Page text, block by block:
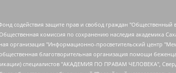
Сергеевич, Гликин Максим Александрович, Железнова Мария Михайловна, Лукьянова Юлия Сергеевна, Маетная Елизавета Витальевна, Маняхин Петр Борисович, Чуракова Ольга Владимировна, Ярош Юлия Петровна, Юридическое лицо "The Insider SIA", зарегистрированное в Риге, Латвийская Республика (дата регистрации 26.06.2015), являющееся администратором доменного имени интернет-издания "The Insider SIA", https://theins.ru, Постернак Алексей Евгеньевич, Рубин Михаил Аркадьевич, Анин Роман Александрович, Юридическое лицо Istories fonds, зарегистрированное в Латвийской Республике (регистрационный номер 50008295751, дата регистрации 24.02.2020), Великовский Дмитрий Александрович, Долинина Ирина Николаевна, Мароховская Алеся Алексеевна, Шлейнов Роман Юрьевич, Шмагун Олеся Валентиновна, Общество с ограниченной ответственностью "Альтаир 2021", Общество с ограниченной ответственностью "Вега 2021", Общество с ограниченной ответственностью "Главный редактор 2021", Общество с ограниченной ответственностью "Ромашки монолит", Важенков Артем Валерьевич, Ивановская областная общественная организация "Центр гендерных исследований", Гурман Юрий Альбертович, Медиапроект "ОВД-Инфо", Егоров Владимир Владимирович, Жилинский Владимир Александрович, Общество с ограниченной ответственностью "ЗП", Иванова София Юрьевна, Карезина Инна Павловна, Кильтау Екатерина Викторовна, Петров Алексей Викторович, Пискунов Сергей Евгеньевич, Смирнов Сергей Сергеевич, Тихонов Михаил Сергеевич, Общество с ограниченной ответственностью "ЖУРНАЛИСТ-ИНОСТРАННЫЙ АГЕНТ", Арапова Галина Юрьевна, Вольтская Татьяна Анатольевна, Американская компания "Mason G.E.S. Anonymous Foundation" (США), являющаяся владельцем интернет-издания https://mnews.world/, Компания "Stichting Bellingcat", зарегистрированная в Нидерландах (дата регистрации 11.07.2018), Захаров Андрей Вячеславович, Клепиковская Екатерина Дмитриевна, Общество с ограниченной ответственностью "МЕМО", Перл Роман Александрович, Симонов Евгений Алексеевич, Соловьева Елена Анатольевна, Сотников Даниил Владимирович, Сурначева Елизавета Дмитриевна, Автономная некоммерческая организация по защите прав человека и информированию населения "Якутия – Наше Мнение", Общество с ограниченной ответственностью "Москоу диджитал медиа", с 26.01.2023 Общество с ограниченной ответственностью "Чайка Белые сады", Ветошкина Валерия Валерьевна, Заговора Максим Александрович, Межрегиональное общественное движение "Российская ЛГБТ - сеть", Оленичев Максим Владимирович, Павлов Иван Юрьевич, Скворцова Елена Сергеевна, Общество с ограниченной ответственностью "Как бы инагент", Кочетков Игорь Викторович, Общество с